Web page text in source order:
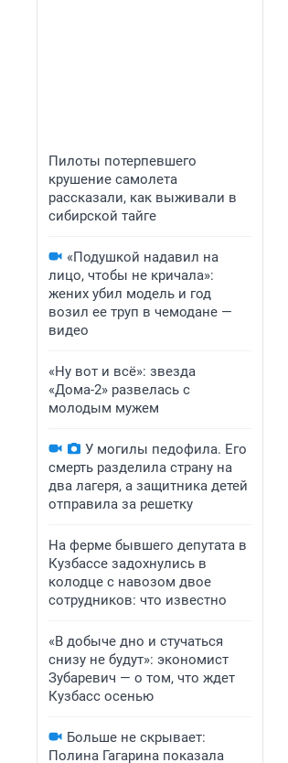
Пилоты потерпевшего
крушение самолета
рассказали, как выживали в
сибирской тайге
«Подушкой надавил на
лицо, чтобы не кричала»:
жених убил модель и год
возил ее труп в чемодане —
видео
«Ну вот и всё»: звезда
«Дома-2» развелась с
молодым мужем
У могилы педофила. Его
смерть разделила страну на
два лагеря, а защитника детей
отправила за решетку
На ферме бывшего депутата в
Кузбассе задохнулись в
колодце с навозом двое
сотрудников: что известно
«В добыче дно и стучаться
снизу не будут»: экономист
Зубаревич — о том, что ждет
Кузбасс осенью
Больше не скрывает:
Полина Гагарина показала